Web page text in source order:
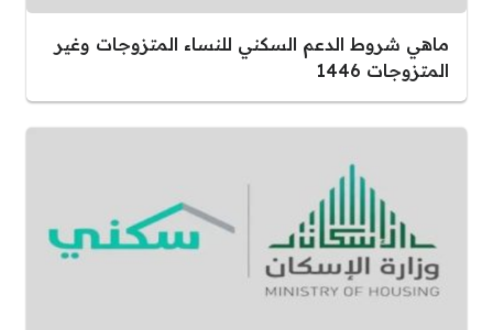
ماهي شروط الدعم السكني للنساء المتزوجات وغير
المتزوجات 1446